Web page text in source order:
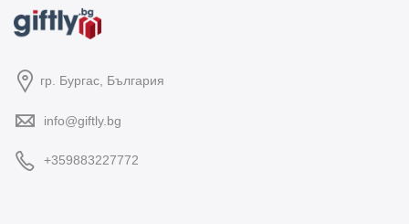
гр. Бургас, България
info@giftly.bg
+359883227772